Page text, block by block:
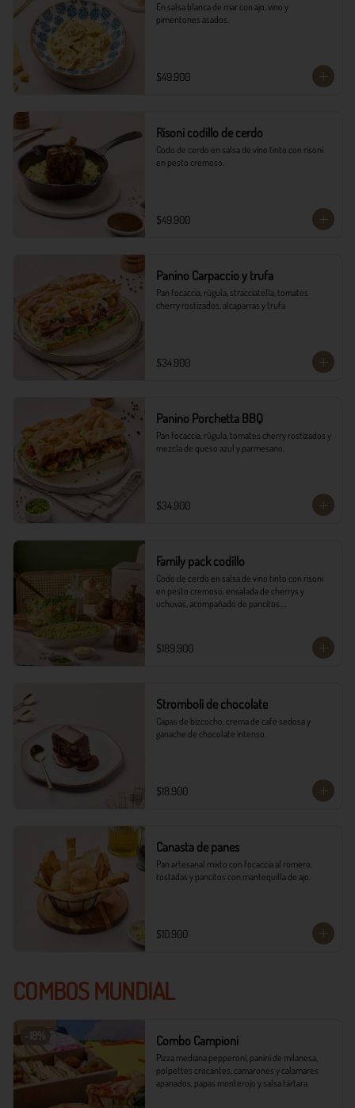
En salsa blanca de mar con ajo, vino y
pimentones asados.
$49.900
Risoni codillo de cerdo
Codo de cerdo en salsa de vino tinto con risoni
en pesto cremoso.​
$49.900
Panino Carpaccio y trufa
Pan focaccia, rúgula, stracciatella, tomates
cherry rostizados, alcaparras y trufa
$34.900
Panino Porchetta BBQ
Pan focaccia, rúgula, tomates cherry rostizados y
mezcla de queso azul y parmesano.
$34.900
Family pack codillo
Codo de cerdo en salsa de vino tinto con risoni
en pesto cremoso, ensalada de cherrys y
uchuvas, acompañado de pancitos.​​
- Risoni (Cantidad ideal para 4 personas)​
- Pancitos​
$189.900
Stromboli de chocolate
Capas de bizcocho, crema de café sedosa y
ganache de chocolate intenso.
$18.900
Canasta de panes
Pan artesanal mixto con focaccia al romero,
tostadas y pancitos con mantequilla de ajo.
$10.900
COMBOS MUNDIAL
-18% Combo Campioni
Pizza mediana pepperoni, panini de milanesa,
polpettes crocantes, camarones y calamares
apanados, papas monterojo y salsa tártara.